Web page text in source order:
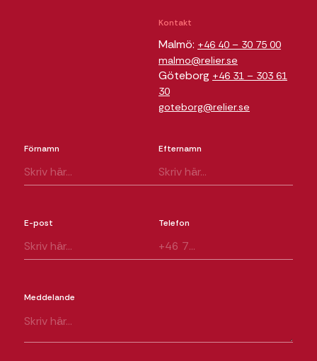
Kontakt
Malmö: +46 40 – 30 75 00
malmo@relier.se
Göteborg +46 31 – 303 61
30
goteborg@relier.se
Förnamn Efternamn
E-post Telefon
Meddelande